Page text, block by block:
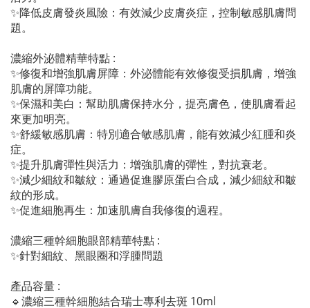
✨降低皮膚發炎風險：有效減少皮膚炎症，控制敏感肌膚問
題。
濃縮外泌體精華特點 :
✨修復和增強肌膚屏障：外泌體能有效修復受損肌膚，增強
肌膚的屏障功能。
✨保濕和美白：幫助肌膚保持水分，提亮膚色，使肌膚看起
來更加明亮。
✨舒緩敏感肌膚：特別適合敏感肌膚，能有效減少紅腫和炎
症。
✨提升肌膚彈性與活力：增強肌膚的彈性，對抗衰老。
✨減少細紋和皺紋：通過促進膠原蛋白合成，減少細紋和皺
紋的形成。
✨促進細胞再生：加速肌膚自我修復的過程。
濃縮三種幹細胞眼部精華特點 :
✨針對細紋、黑眼圈和浮腫問題
產品容量 :
🔹濃縮三種幹細胞結合瑞士專利去斑 10ml